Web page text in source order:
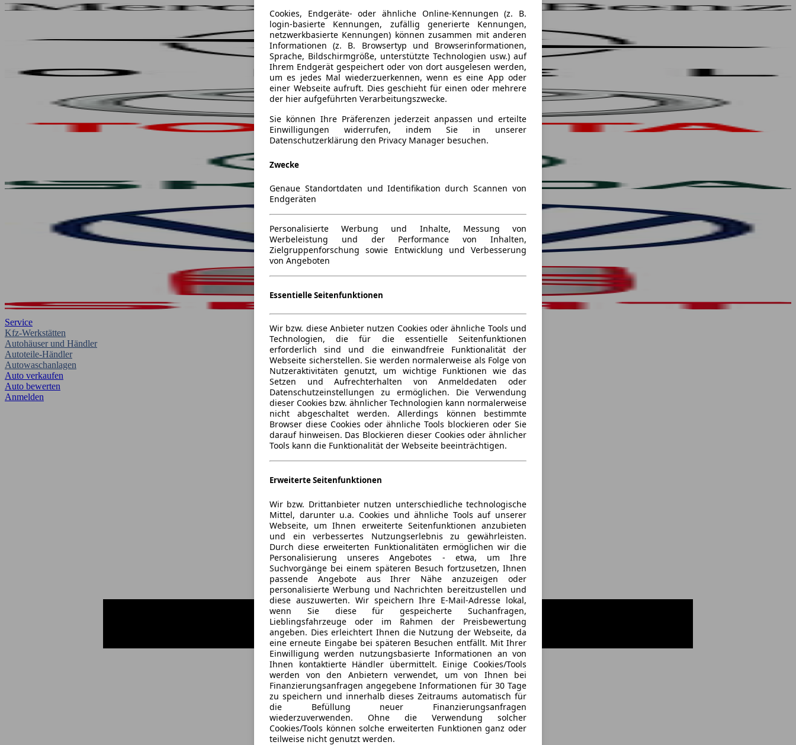
Service
Kfz-Werkstätten
Autohäuser und Händler
Autoteile-Händler
Autowaschanlagen
Auto verkaufen
Auto bewerten
Anmelden
Cookies, Endgeräte- oder ähnliche Online-Kennungen (z. B.
login-basierte Kennungen, zufällig generierte Kennungen,
netzwerkbasierte Kennungen) können zusammen mit anderen
Informationen (z. B. Browsertyp und Browserinformationen,
Sprache, Bildschirmgröße, unterstützte Technologien usw.) auf
Ihrem Endgerät gespeichert oder von dort ausgelesen werden,
um es jedes Mal wiederzuerkennen, wenn es eine App oder
einer Webseite aufruft. Dies geschieht für einen oder mehrere
der hier aufgeführten Verarbeitungszwecke.
Sie können Ihre Präferenzen jederzeit anpassen und erteilte
Einwilligungen widerrufen, indem Sie in unserer
Datenschutzerklärung den Privacy Manager besuchen.
Zwecke
Genaue Standortdaten und Identifikation durch Scannen von
Endgeräten
Personalisierte Werbung und Inhalte, Messung von
Werbeleistung und der Performance von Inhalten,
Zielgruppenforschung sowie Entwicklung und Verbesserung
von Angeboten
Essentielle Seitenfunktionen
Wir bzw. diese Anbieter nutzen Cookies oder ähnliche Tools und
Technologien, die für die essentielle Seitenfunktionen
erforderlich sind und die einwandfreie Funktionalität der
Webseite sicherstellen. Sie werden normalerweise als Folge von
Nutzeraktivitäten genutzt, um wichtige Funktionen wie das
Setzen und Aufrechterhalten von Anmeldedaten oder
Datenschutzeinstellungen zu ermöglichen. Die Verwendung
dieser Cookies bzw. ähnlicher Technologien kann normalerweise
nicht abgeschaltet werden. Allerdings können bestimmte
Browser diese Cookies oder ähnliche Tools blockieren oder Sie
darauf hinweisen. Das Blockieren dieser Cookies oder ähnlicher
Tools kann die Funktionalität der Webseite beeinträchtigen.
Erweiterte Seitenfunktionen
Wir bzw. Drittanbieter nutzen unterschiedliche technologische
Mittel, darunter u.a. Cookies und ähnliche Tools auf unserer
Webseite, um Ihnen erweiterte Seitenfunktionen anzubieten
und ein verbessertes Nutzungserlebnis zu gewährleisten.
Durch diese erweiterten Funktionalitäten ermöglichen wir die
Personalisierung unseres Angebotes - etwa, um Ihre
Suchvorgänge bei einem späteren Besuch fortzusetzen, Ihnen
passende Angebote aus Ihrer Nähe anzuzeigen oder
personalisierte Werbung und Nachrichten bereitzustellen und
diese auszuwerten. Wir speichern Ihre E-Mail-Adresse lokal,
wenn Sie diese für gespeicherte Suchanfragen,
Lieblingsfahrzeuge oder im Rahmen der Preisbewertung
angeben. Dies erleichtert Ihnen die Nutzung der Webseite, da
eine erneute Eingabe bei späteren Besuchen entfällt. Mit Ihrer
Einwilligung werden nutzungsbasierte Informationen an von
Ihnen kontaktierte Händler übermittelt. Einige Cookies/Tools
werden von den Anbietern verwendet, um von Ihnen bei
Finanzierungsanfragen angegebene Informationen für 30 Tage
zu speichern und innerhalb dieses Zeitraums automatisch für
die Befüllung neuer Finanzierungsanfragen
wiederzuverwenden. Ohne die Verwendung solcher
Cookies/Tools können solche erweiterten Funktionen ganz oder
teilweise nicht genutzt werden.